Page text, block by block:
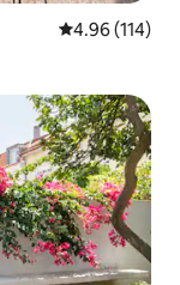
5 ರಲ್ಲಿ 4.96
4.96 (114)